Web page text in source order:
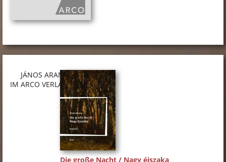
JÁNOS ARANY
IM ARCO VERLAG
Die große Nacht / Nagy éjszaka